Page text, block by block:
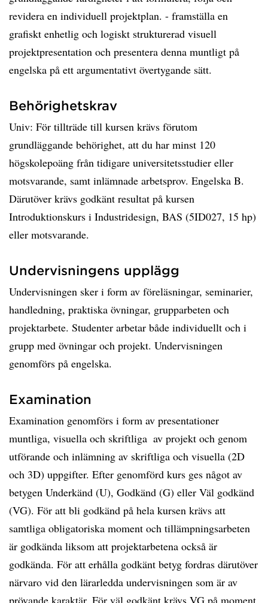
revidera en individuell projektplan. - framställa en
grafiskt enhetlig och logiskt strukturerad visuell
projektpresentation och presentera denna muntligt på
engelska på ett argumentativt övertygande sätt.
Behörighetskrav
Univ: För tillträde till kursen krävs förutom
grundläggande behörighet, att du har minst 120
högskolepoäng från tidigare universitetsstudier eller
motsvarande, samt inlämnade arbetsprov. Engelska B.
Därutöver krävs godkänt resultat på kursen
Introduktionskurs i Industridesign, BAS (5ID027, 15 hp)
eller motsvarande.
Undervisningens upplägg
Undervisningen sker i form av föreläsningar, seminarier,
handledning, praktiska övningar, grupparbeten och
projektarbete. Studenter arbetar både individuellt och i
grupp med övningar och projekt. Undervisningen
genomförs på engelska.
Examination
Examination genomförs i form av presentationer 
muntliga, visuella och skriftliga  av projekt och genom
utförande och inlämning av skriftliga och visuella (2D
och 3D) uppgifter. Efter genomförd kurs ges något av
betygen Underkänd (U), Godkänd (G) eller Väl godkänd
(VG). För att bli godkänd på hela kursen krävs att
samtliga obligatoriska moment och tillämpningsarbeten
är godkända liksom att projektarbetena också är
godkända. För att erhålla godkänt betyg fordras därutöver
närvaro vid den lärarledda undervisningen som är av
prövande karaktär. För väl godkänt krävs VG på moment